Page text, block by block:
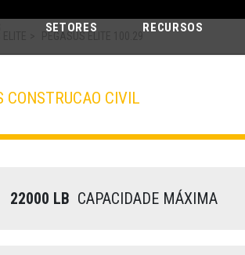
SETORES RECURSOS
CONSTRUCAO CIVIL
22000 LB CAPACIDADE MÁXIMA